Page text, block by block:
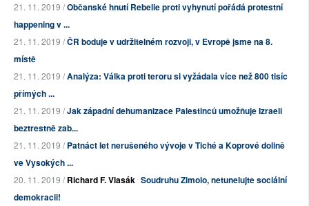
21. 11. 2019 /Občanské hnutí Rebelie proti vyhynutí pořádá protestní
happening v ...
21. 11. 2019 /ČR boduje v udržitelném rozvoji, v Evropě jsme na 8.
místě
21. 11. 2019 /Analýza: Válka proti teroru si vyžádala více než 800 tisíc
přímých ...
21. 11. 2019 /Jak západní dehumanizace Palestinců umožňuje Izraeli
beztrestně zab...
21. 11. 2019 /Patnáct let nerušeného vývoje v Tiché a Koprové dolině
ve Vysokých ...
20. 11. 2019 /Richard F. Vlasák Soudruhu Zimolo, netunelujte sociální
demokracii!